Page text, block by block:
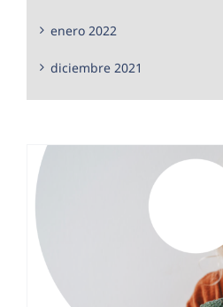
enero 2022
diciembre 2021